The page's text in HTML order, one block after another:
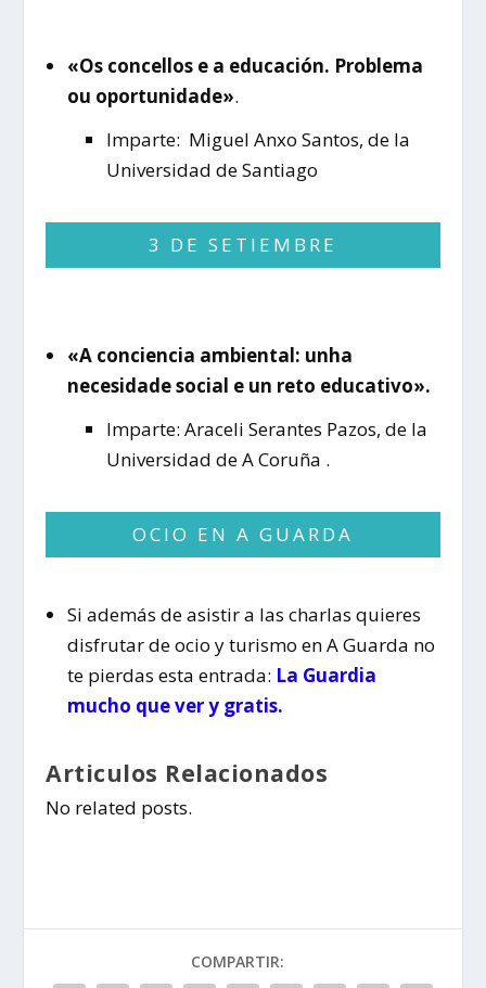
«Os concellos e a educación. Problema
ou oportunidade».
Imparte: Miguel Anxo Santos, de la
Universidad de Santiago
3 DE SETIEMBRE
«A conciencia ambiental: unha
necesidade social e un reto educativo».
Imparte: Araceli Serantes Pazos, de la
Universidad de A Coruña .
OCIO EN A GUARDA
Si además de asistir a las charlas quieres
disfrutar de ocio y turismo en A Guarda no
te pierdas esta entrada: La Guardia
mucho que ver y gratis.
Articulos Relacionados
No related posts.
COMPARTIR: